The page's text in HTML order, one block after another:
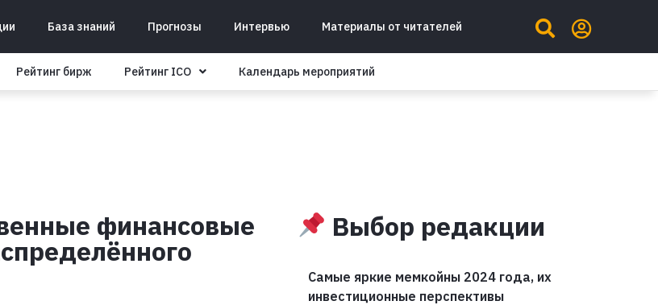
База знаний Прогнозы Интервью Материалы от читателей
Рейтинг бирж Рейтинг ICO Календарь мероприятий
финансовые Выбор редакции
Самые яркие мемкойны 2024 года, их
инвестиционные перспективы